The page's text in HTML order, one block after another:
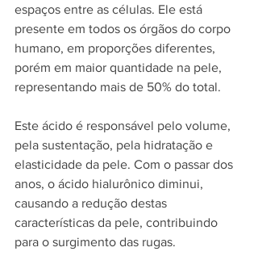
espaços entre as células. Ele está
presente em todos os órgãos do corpo
humano, em proporções diferentes,
porém em maior quantidade na pele,
representando mais de 50% do total.
Este ácido é responsável pelo volume,
pela sustentação, pela hidratação e
elasticidade da pele. Com o passar dos
anos, o ácido hialurônico diminui,
causando a redução destas
características da pele, contribuindo
para o surgimento das rugas.